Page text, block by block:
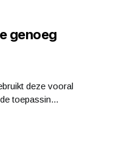
genoeg
deze vooral
toepassin...